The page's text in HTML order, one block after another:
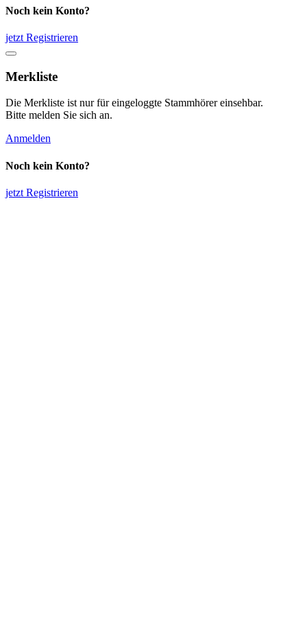
Noch kein Konto?
jetzt Registrieren
Merkliste
Die Merkliste ist nur für eingeloggte Stammhörer einsehbar.
Bitte melden Sie sich an.
Anmelden
Noch kein Konto?
jetzt Registrieren